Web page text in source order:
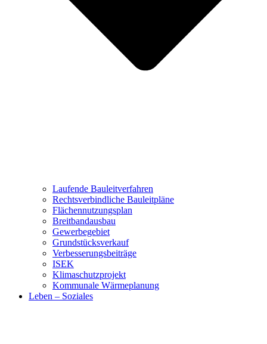
Laufende Bauleitverfahren
Rechtsverbindliche Bauleitpläne
Flächennutzungsplan
Breitbandausbau
Gewerbegebiet
Grundstücksverkauf
Verbesserungsbeiträge
ISEK
Klimaschutzprojekt
Kommunale Wärmeplanung
Leben – Soziales